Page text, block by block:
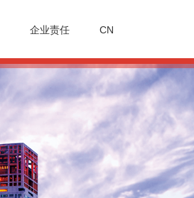
企业责任 CN